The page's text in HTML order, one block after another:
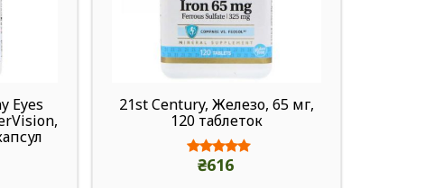
Eyes
21st Century, Железо, 65 мг,
120 таблеток
₴616